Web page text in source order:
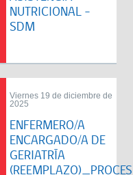
NUTRICIONAL –
SDM
Viernes 19 de diciembre de
2025
ENFERMERO/A
ENCARGADO/A DE
GERIATRÍA